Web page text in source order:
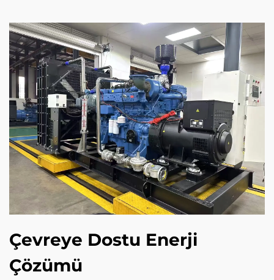
Çevreye Dostu Enerji
Çözümü